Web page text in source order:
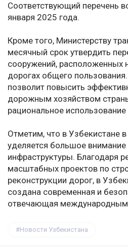
Соответствующий перечень
января 2025 года.
Кроме того, Министерству
месячный срок утвердить
сооружений, расположенных
дорогах общего
позволит повысить
дорожным хозяйством
рациональное
Отметим, что в Узбекистане
уделяется большое
инфраструктуры. Благодаря
масштабных проектов по
реконструкции дорог, в
создана современная и
отвечающая международным
Новости Узбекистана